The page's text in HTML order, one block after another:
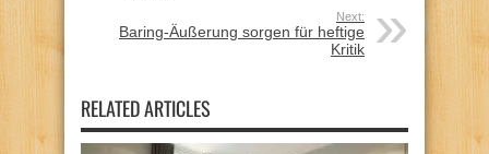
Next:
Baring-Äußerung sorgen für heftige
Kritik
RELATED ARTICLES